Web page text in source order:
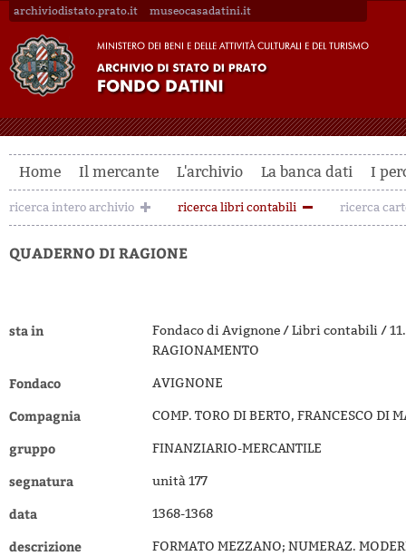
archiviodistato.prato.it museocasadatini.it
Home Il mercante L'archivio La banca dati I
ricerca intero archivio ricerca libri contabili ricerca
QUADERNO DI RAGIONE
sta in
Fondaco di Avignone / Libri contabili / 11.
RAGIONAMENTO
Fondaco AVIGNONE
Compagnia COMP. TORO DI BERTO, FRANCESCO DI
gruppo FINANZIARIO-MERCANTILE
segnatura unità 177
data 1368-1368
descrizione
FORMATO MEZZANO; NUMERAZ.